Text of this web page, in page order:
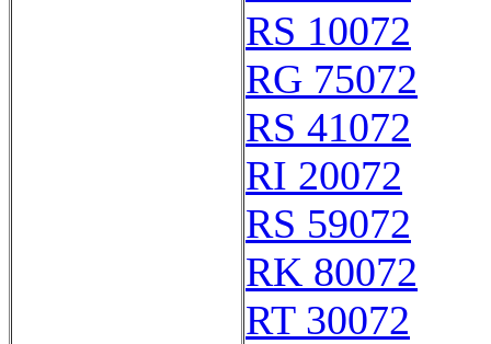
RS 10072
RG 75072
RS 41072
RI 20072
RS 59072
RK 80072
RT 30072